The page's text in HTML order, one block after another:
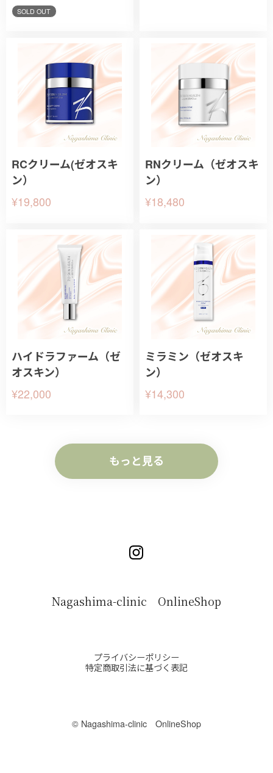
SOLD OUT
RCクリーム(ゼオスキ
ン）
¥19,800
RNクリーム（ゼオスキ
ン）
¥18,480
ハイドラファーム（ゼ
オスキン）
¥22,000
ミラミン（ゼオスキ
ン）
¥14,300
もっと見る
Nagashima-clinic OnlineShop
プライバシーポリシー
特定商取引法に基づく表記
©︎ Nagashima-clinic OnlineShop